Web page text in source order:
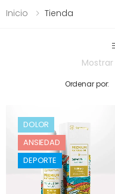
Inicio Tienda
Mostrar
Ordenar por:
DOLOR
ANSIEDAD
DEPORTE